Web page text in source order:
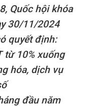
Quốc hội khóa
30/11/2024
quyết định:
từ 10% xuống
hóa, dịch vụ
đầu năm